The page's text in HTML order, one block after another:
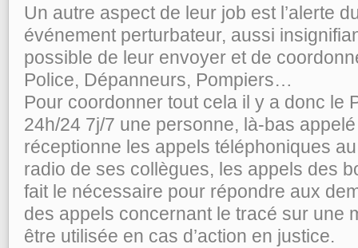
Un autre aspect de leur job est l’alerte
événement perturbateur, aussi
possible de leur envoyer et de
Police, Dépanneurs, Pompiers…
Pour coordonner tout cela il y a donc le
24h/24 7j/7 une personne, là-bas
réceptionne les appels téléphoniques
radio de ses collègues, les appels des
fait le nécessaire pour répondre aux
des appels concernant le tracé sur une
être utilisée en cas d’action en justice.